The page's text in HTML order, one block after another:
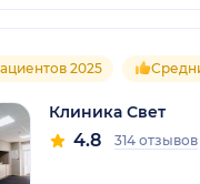
2025
Клиника Свет
4.8 314 отзывов